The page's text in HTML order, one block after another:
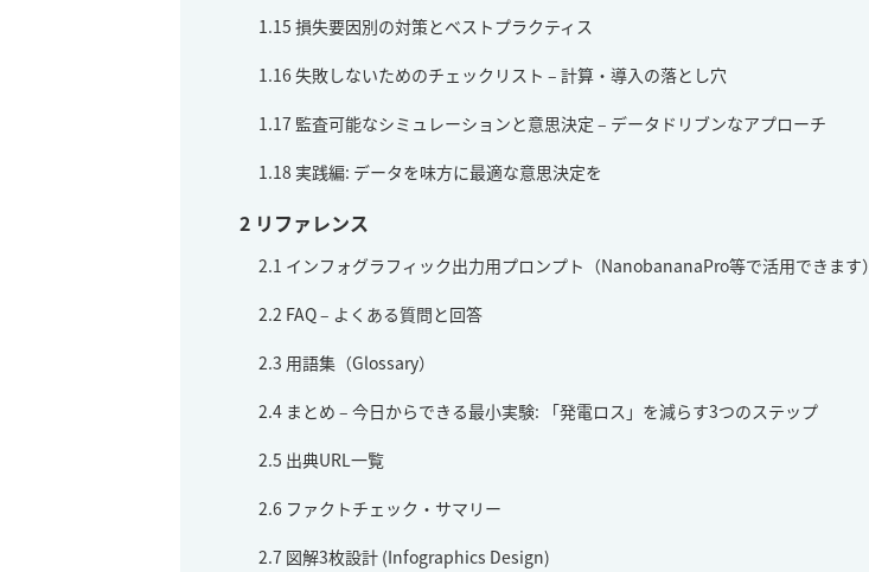
1.15 損失要因別の対策とベストプラクティス
1.16失敗しないためのチェックリスト – 計算・導入の落とし穴
1.17 監査可能なシミュレーションと意思決定 – データドリブンなアプローチ
1.18 実践編: データを味方に最適な意思決定を
2 リファレンス
2.1 インフォグラフィック出力用プロンプト（NanobananaPro等で活用できます）
2.2 FAQ – よくある質問と回答
2.3 用語集（Glossary）
2.4 まとめ – 今日からできる最小実験: 「発電ロス」を減らす3つのステップ
2.5 出典URL一覧
2.6 ファクトチェック・サマリー
2.7 図解3枚設計 (Infographics Design)